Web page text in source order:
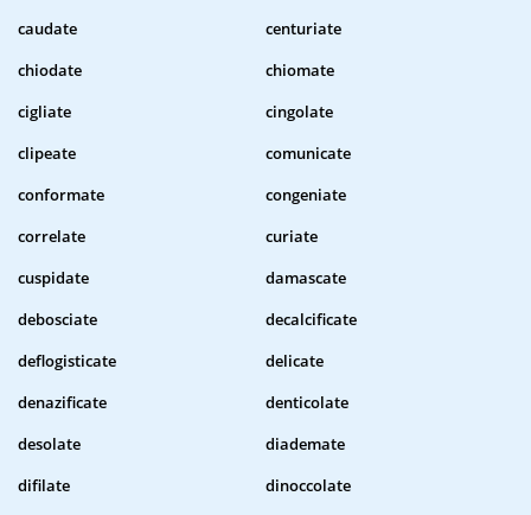
caudate
centuriate
chiodate
chiomate
cigliate
cingolate
clipeate
comunicate
conformate
congeniate
correlate
curiate
cuspidate
damascate
debosciate
decalcificate
deflogisticate
delicate
denazificate
denticolate
desolate
diademate
difilate
dinoccolate